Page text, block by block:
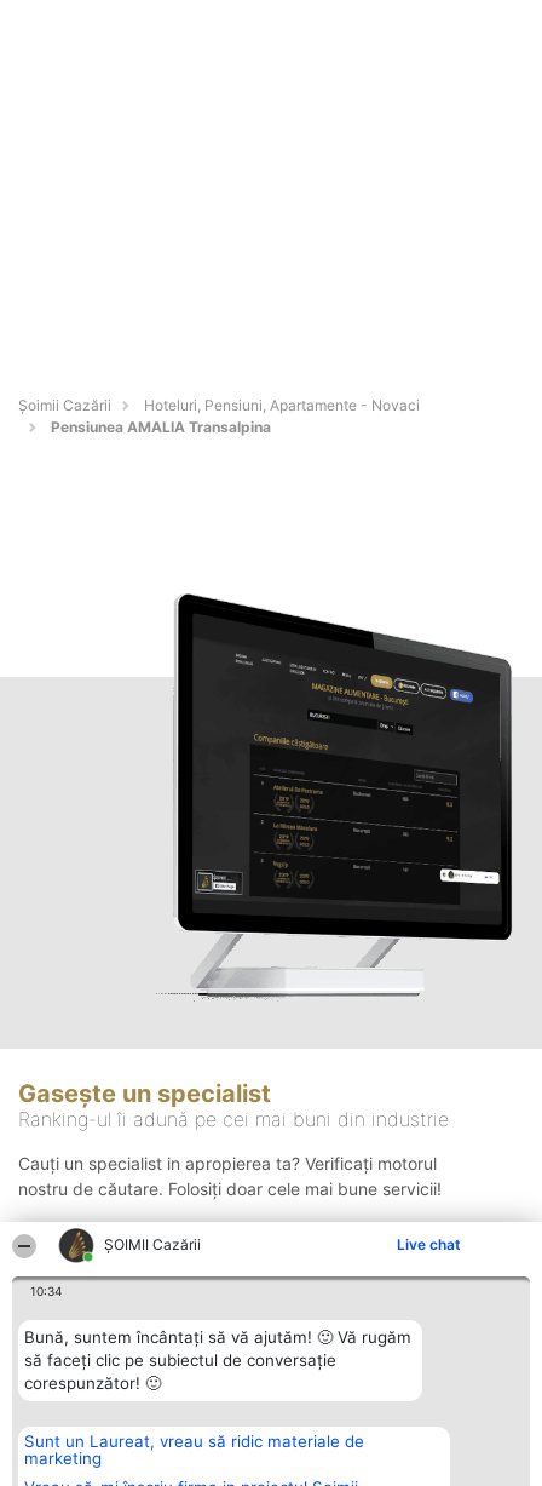
ȘOIMII Cazării Live chat
10:34
Bună, suntem încântați să vă ajutăm! 🙂 Vă rugăm
să faceți clic pe subiectul de conversație
corespunzător! 🙂
Sunt un Laureat, vreau să ridic materiale de
marketing
Șoimii Cazării
Hoteluri, Pensiuni, Apartamente - Novaci
Pensiunea AMALIA Transalpina
Gasește un specialist
Ranking-ul îi adună pe cei mai buni din industrie
Cauți un specialist in apropierea ta? Verificați motorul
nostru de căutare. Folosiți doar cele mai bune servicii!
Organizator Ranking
BRIGHT SOLUTIONS BR SRL
Aleea Timisul De Sus 2 Bl. A30
Plebiscyt
Lista Tuturor
Contact